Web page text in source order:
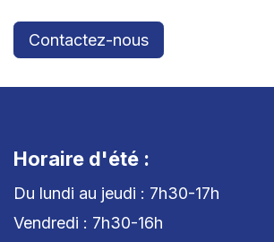
Contactez-nous
Horaire d'été :
Du lundi au jeudi : 7h30-17h
Vendredi : 7h30-16h